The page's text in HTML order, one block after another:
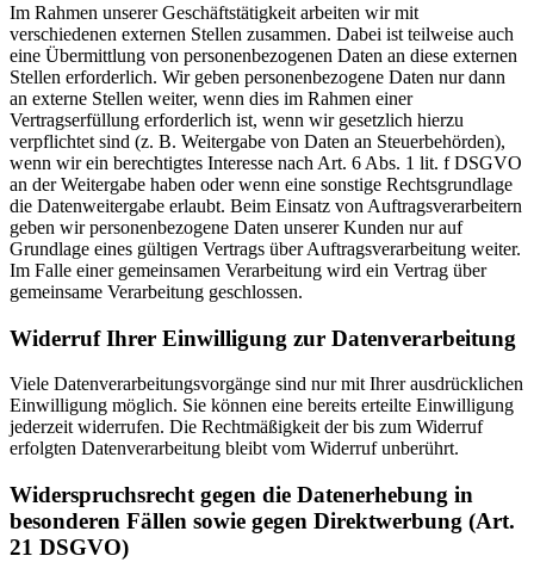
Im Rahmen unserer Geschäftstätigkeit arbeiten wir mit
verschiedenen externen Stellen zusammen. Dabei ist teilweise auch
eine Übermittlung von personenbezogenen Daten an diese externen
Stellen erforderlich. Wir geben personenbezogene Daten nur dann
an externe Stellen weiter, wenn dies im Rahmen einer
Vertragserfüllung erforderlich ist, wenn wir gesetzlich hierzu
verpflichtet sind (z. B. Weitergabe von Daten an Steuerbehörden),
wenn wir ein berechtigtes Interesse nach Art. 6 Abs. 1 lit. f DSGVO
an der Weitergabe haben oder wenn eine sonstige Rechtsgrundlage
die Datenweitergabe erlaubt. Beim Einsatz von Auftragsverarbeitern
geben wir personenbezogene Daten unserer Kunden nur auf
Grundlage eines gültigen Vertrags über Auftragsverarbeitung weiter.
Im Falle einer gemeinsamen Verarbeitung wird ein Vertrag über
gemeinsame Verarbeitung geschlossen.
Widerruf Ihrer Einwilligung zur Datenverarbeitung
Viele Datenverarbeitungsvorgänge sind nur mit Ihrer ausdrücklichen
Einwilligung möglich. Sie können eine bereits erteilte Einwilligung
jederzeit widerrufen. Die Rechtmäßigkeit der bis zum Widerruf
erfolgten Datenverarbeitung bleibt vom Widerruf unberührt.
Widerspruchsrecht gegen die Datenerhebung in
besonderen Fällen sowie gegen Direktwerbung (Art.
21 DSGVO)